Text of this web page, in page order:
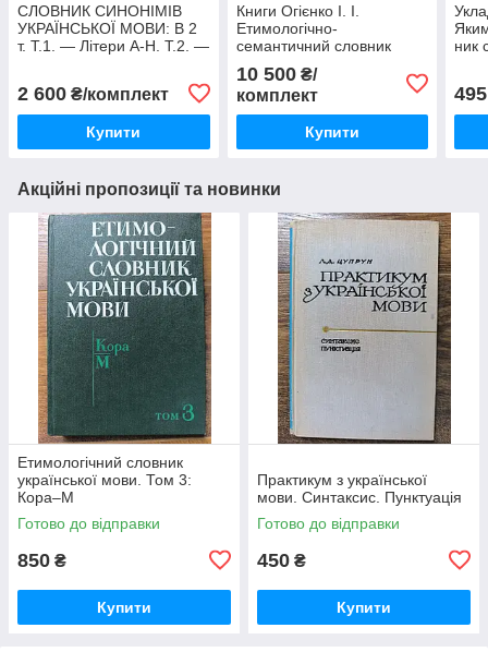
СЛОВНИК СИНОНІМІВ
УКРАЇНСЬКОЇ МОВИ: В 2
т. Т.1. — Літери А-Н. Т.2. —
2 600 ₴/комплект
Купити
Книги Огієнко І. І.
Етимологічно-
семантичний словник
томах.] (1979-1995)
10 500₴/
комплект
Купити
ник
495
Акційні пропозиції та новинки
Етимологічний словник
української мови. Том 3:
Кора–М
Готово до відправки
850 ₴
Купити
Практикум з української
мови. Синтаксис. Пунктуація
Готово до відправки
450 ₴
Купити